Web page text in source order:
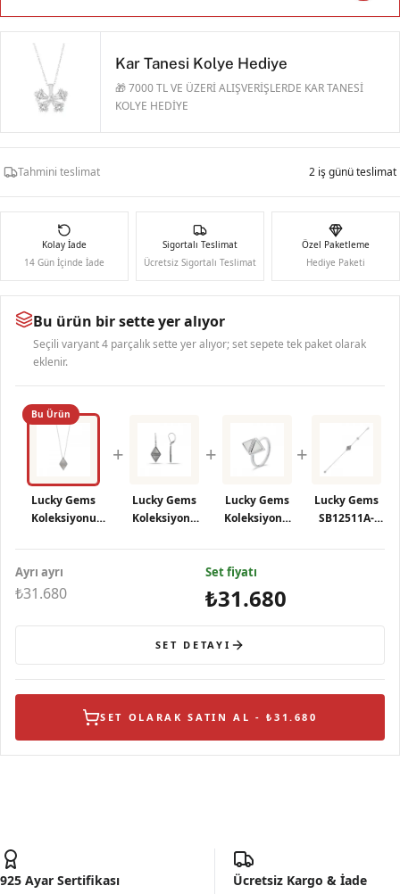
Kar Tanesi Kolye Hediye
🎁 7000 TL VE ÜZERİ ALIŞVERİŞLERDE KAR TANESİ
KOLYE HEDİYE
Tahmini teslimat 2 iş günü teslimat
Kolay İade
14 Gün İçinde İade
Sigortalı Teslimat
Ücretsiz Sigortalı Teslimat
Özel Paketleme
Hediye Paketi
Bu ürün bir sette yer alıyor
Seçili varyant 4 parçalık sette yer alıyor; set sepete tek paket olarak
eklenir.
Bu Ürün
Lucky Gems
Koleksiyonu
Formlu Sedef
Taşlı Gümüş
Kolye
+
Lucky Gems
Koleksiyonu
Dörtgen
+
Lucky Gems
Koleksiyonu
Taşlı
Geometrik
Gümüş Yüzük
+
Lucky Gems
SB12511A-
Ayrı ayrı
₺31.680
Set fiyatı
₺31.680
SET DETAYI
SET OLARAK SATIN AL - ₺31.680
925 Ayar Sertifikası
Ücretsiz Kargo & İade